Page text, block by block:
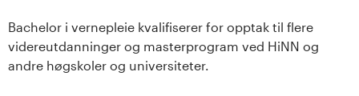
Bachelor i vernepleie kvalifiserer for opptak til flere
videreutdanninger og masterprogram ved HiNN og
andre høgskoler og universiteter.